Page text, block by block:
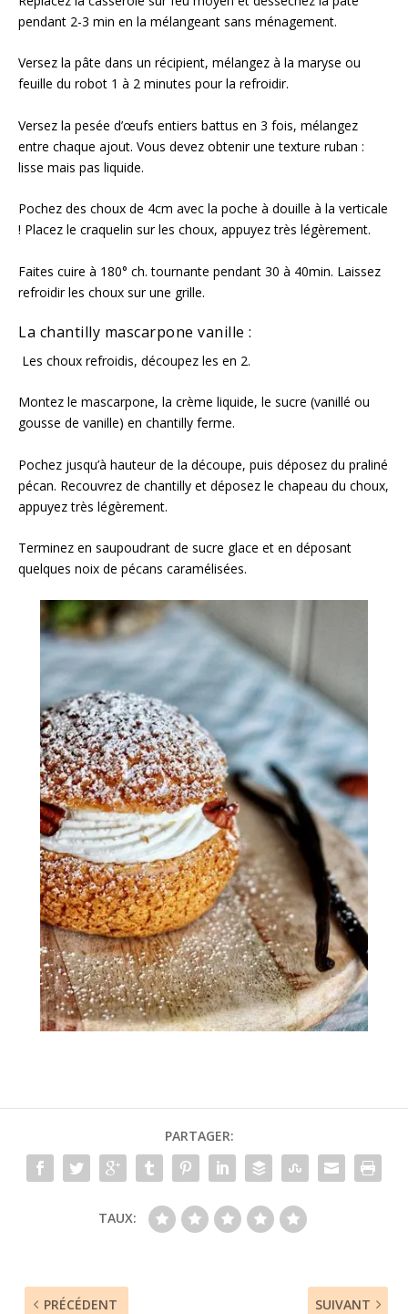
pendant 2-3 min en la mélangeant sans ménagement.
Versez la pâte dans un récipient, mélangez à la maryse ou
feuille du robot 1 à 2 minutes pour la refroidir.
Versez la pesée d’œufs entiers battus en 3 fois, mélangez
entre chaque ajout. Vous devez obtenir une texture ruban :
lisse mais pas liquide.
Pochez des choux de 4cm avec la poche à douille à la verticale
! Placez le craquelin sur les choux, appuyez très légèrement.
Faites cuire à 180° ch. tournante pendant 30 à 40min. Laissez
refroidir les choux sur une grille.⁣
La chantilly mascarpone vanille :
Les choux refroidis, découpez les en 2.
Montez le mascarpone, la crème liquide, le sucre (vanillé ou
gousse de vanille) en chantilly ferme.
Pochez jusqu’à hauteur de la découpe, puis déposez du praliné
pécan. Recouvrez de chantilly⁣ et déposez le chapeau du choux,
appuyez très légèrement.
Terminez en saupoudrant de sucre glace et en déposant
quelques noix de pécans caramélisées.
PARTAGER:
TAUX:
PRÉCÉDENT SUIVANT